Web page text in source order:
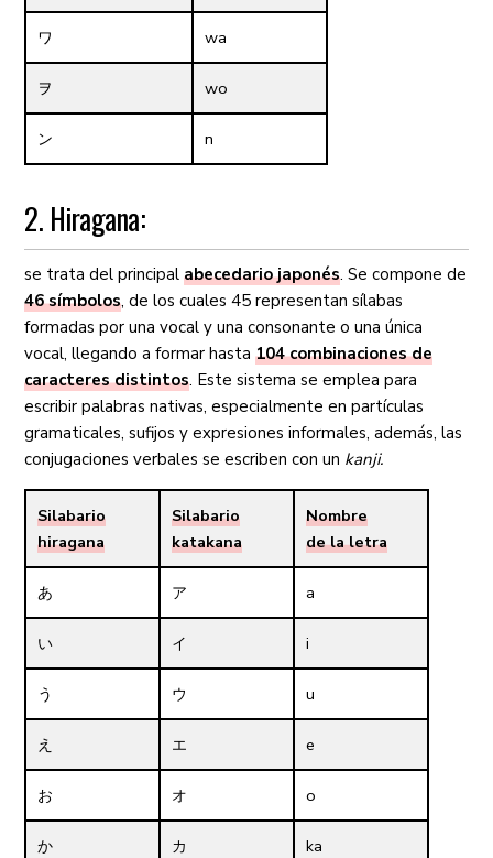
ワ wa
ヲ wo
ン n
2. Hiragana:
se trata del principalabecedario japonés. Se compone de
46 símbolos, de los cuales 45 representan sílabas
formadas por una vocal y una consonante o una única
vocal, llegando a formar hasta104 combinaciones de
caracteres distintos. Este sistema se emplea para
escribir palabras nativas, especialmente en partículas
gramaticales, sufijos y expresiones informales, además, las
conjugaciones verbales se escriben con un kanji.
Silabario
hiragana
Silabario
katakana
Nombre
de la letra
あ ア a
い イ i
う ウ u
え エ e
お オ o
か カ ka